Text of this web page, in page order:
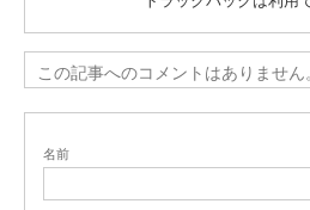
この記事へのコメントはありません
名前